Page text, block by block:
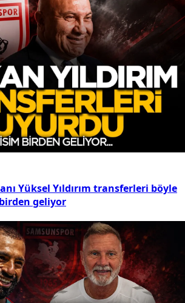
Yüksel Yıldırım transferleri böyle
geliyor